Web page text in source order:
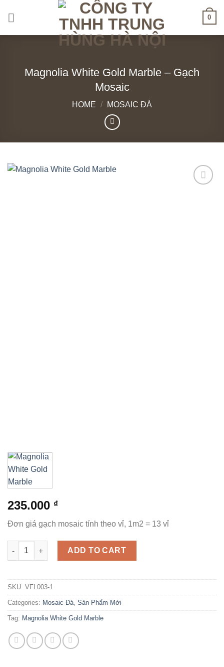
0
Magnolia White Gold Marble – Gạch
Mosaic
HOME / MOSAIC ĐÁ
235.000 ₫
Đơn giá gạch mosaic tính theo vỉ, 1m2 = 13 vỉ
Magnolia White Gold Marble - Gạch Mosaic quantity
ADD TO CART
SKU: VFL003-1
Categories: Mosaic Đá Sản Phẩm Mới
Tag: Magnolia White Gold Marble